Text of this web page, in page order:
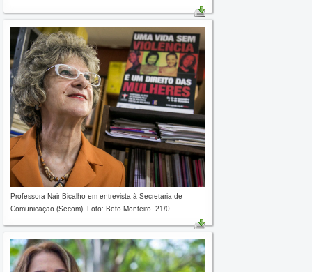
Professora Nair Bicalho em entrevista à Secretaria de
Comunicação (Secom). Foto: Beto Monteiro. 21/0...